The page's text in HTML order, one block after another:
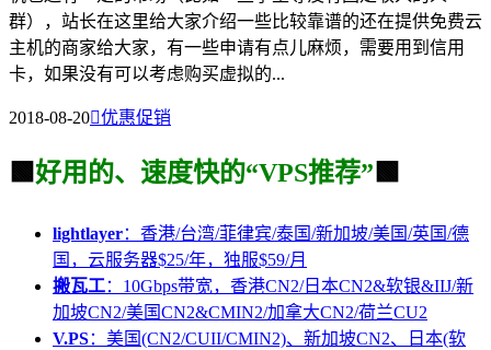
群），站长在这里给大家介绍一些比较靠谱的还在提供免费云
主机的商家给大家，有一些申请有点儿麻烦，需要用到信用
卡，如果没有可以考虑购买虚拟的...
2018-08-20优惠促销
🟩 好用的、速度快的“VPS推荐” 🟩
lightlayer：香港/台湾/菲律宾/泰国/新加坡/美国/英国/德
国，云服务器$25/年，独服$59/月
搬瓦工：10Gbps带宽，香港CN2/日本CN2&软银&IIJ/新
加坡CN2/美国CN2&CMIN2/加拿大CN2/荷兰CU2
V.PS：美国(CN2/CUII/CMIN2)、新加坡CN2、日本(软